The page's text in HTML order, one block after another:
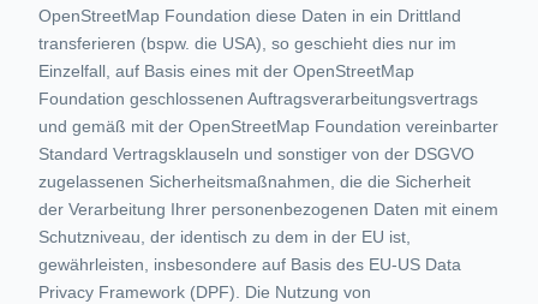
OpenStreetMap Foundation diese Daten in ein Drittland
transferieren (bspw. die USA), so geschieht dies nur im
Einzelfall, auf Basis eines mit der OpenStreetMap
Foundation geschlossenen Auftragsverarbeitungsvertrags
und gemäß mit der OpenStreetMap Foundation vereinbarter
Standard Vertragsklauseln und sonstiger von der DSGVO
zugelassenen Sicherheitsmaßnahmen, die die Sicherheit
der Verarbeitung Ihrer personenbezogenen Daten mit einem
Schutzniveau, der identisch zu dem in der EU ist,
gewährleisten, insbesondere auf Basis des EU-US Data
Privacy Framework (DPF). Die Nutzung von